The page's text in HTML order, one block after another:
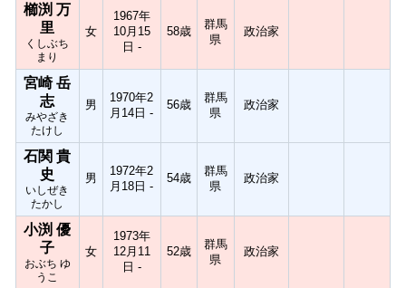
櫛渕 万
里
くしぶち
まり
女
1967年
10月15
日 -
58歳
群馬
県
政治家
宮崎 岳
志
みやざき
たけし
男
1970年2
月14日 -
56歳
群馬
県
政治家
石関 貴
史
いしぜき
たかし
男
1972年2
月18日 -
54歳
群馬
県
政治家
小渕 優
子
おぶち ゆ
うこ
女
1973年
12月11
日 -
52歳
群馬
県
政治家